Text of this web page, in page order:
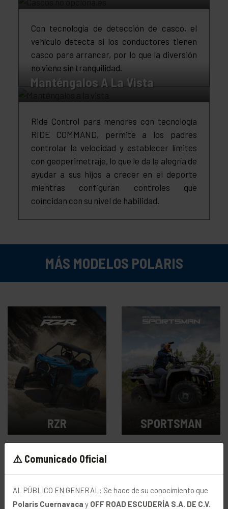
Con tecnología de detección de casco, el
vehículo detecta si los conductores tienen
casco para arrancar, por lo que la diversión
no viene sin tranquilidad.
Manténgalos A La Vista
Ride Control para menores con tecnología
RIDE COMMAND, permite a los padres
controlar la velocidad y establecer límites
con geoperimetraje, lo que le da la alegría de
ayudar a sus hijos a crecer en el deporte
mientras configuran controles que
coincidan con su nivel de habilidad.
MÁS MODELOS POLARIS
RZR
Desde $309,900
MXN
SPORTSMAN
MXN
⚠️ Comunicado Oficial
AL PÚBLICO EN GENERAL: Se hace de su conocimiento que
Polaris Cuernavaca y OFF ROAD ESCUDERÍA S.A. DE C.V.